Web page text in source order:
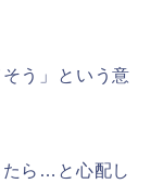
う」という意
たら…と心配し